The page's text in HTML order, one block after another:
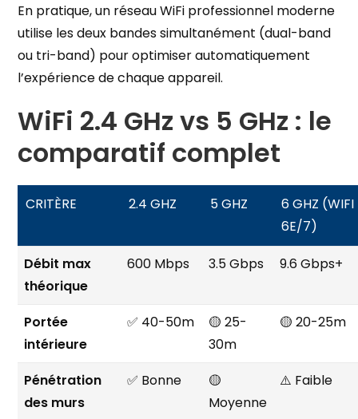
En pratique, un réseau WiFi professionnel moderne
utilise les deux bandes simultanément (dual-band
ou tri-band) pour optimiser automatiquement
l’expérience de chaque appareil.
WiFi 2.4 GHz vs 5 GHz : le
comparatif complet
CRITÈRE 2.4 GHZ 5 GHZ
6 GHZ (WIFI
6E/7)
Débit max
théorique
600 Mbps 3.5 Gbps 9.6 Gbps+
Portée
intérieure
✅ 40-50m
🟡 25-
30m
🟡 20-25m
Pénétration
des murs
✅ Bonne
🟡
Moyenne
⚠️ Faible